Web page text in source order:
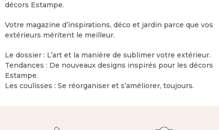
décors Estampe.
Votre magazine d’inspirations, déco et jardin parce que vos
extérieurs méritent le meilleur.
Le dossier : L’art et la manière de sublimer votre extérieur.
Tendances : De nouveaux designs inspirés pour les décors
Estampe.
Les coulisses : Se réorganiser et s’améliorer, toujours.